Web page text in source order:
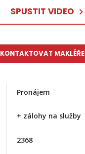
SPUSTIT VIDEO
KONTAKTOVAT MAKLÉŘE
Pronájem
+ zálohy na služby
2368